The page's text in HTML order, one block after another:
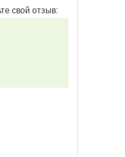
свой отзыв: